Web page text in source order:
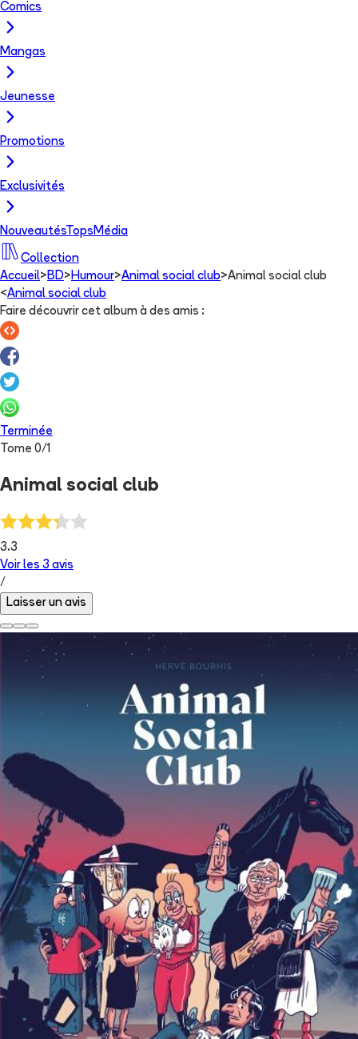
Comics
Mangas
Jeunesse
Promotions
Exclusivités
NouveautésTops Média
Collection
Accueil> BD> Humour>Animal social club>Animal social club
<Animal social club
Faire découvrir cet album à des amis :
Terminée
Tome 0/1
Animal social club
3.3
Voir les 3 avis
/
Laisser un avis